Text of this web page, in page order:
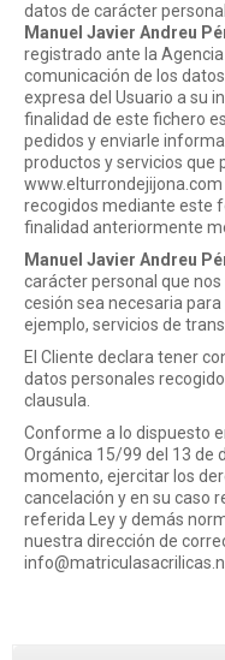
datos de carácter
Manuel Javier Andreu
registrado ante la
comunicación de los
expresa del Usuario a su
finalidad de este fichero
pedidos y enviarle
productos y servicios que
recogidos mediante este
finalidad anteriormente
Manuel Javier Andreu
carácter personal que
cesión sea necesaria
ejemplo, servicios de
El Cliente declara tener
datos personales
clausula.
Conforme a lo dispuesto
Orgánica 15/99 del 13 de
momento, ejercitar los
cancelación y en su caso
referida Ley y demás
nuestra dirección de